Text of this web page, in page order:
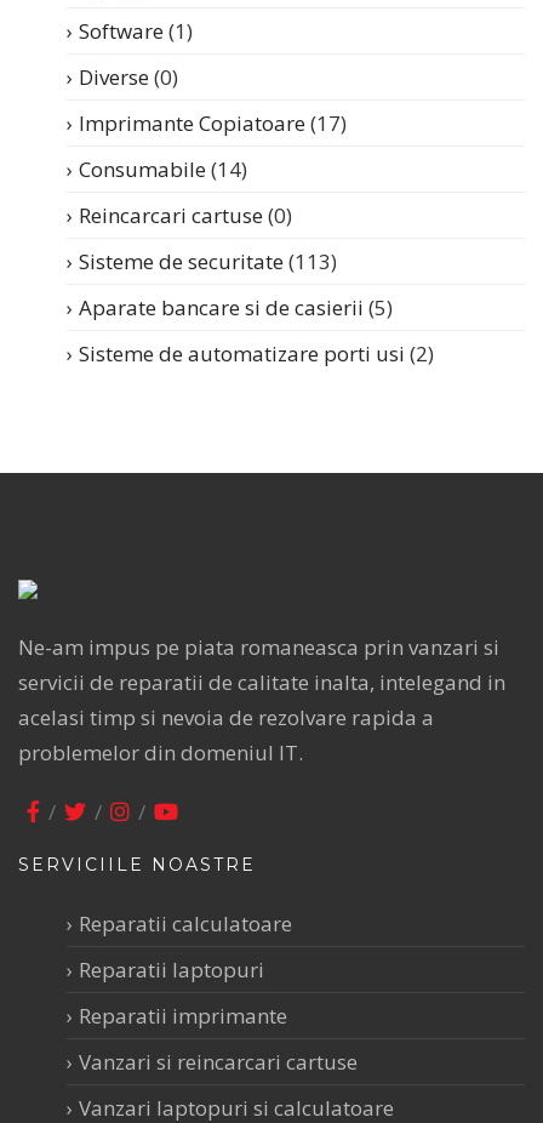
Software (1)
Diverse (0)
Imprimante Copiatoare (17)
Consumabile (14)
Reincarcari cartuse (0)
Sisteme de securitate (113)
Aparate bancare si de casierii (5)
Sisteme de automatizare porti usi (2)
Ne-am impus pe piata romaneasca prin vanzari si
servicii de reparatii de calitate inalta, intelegand in
acelasi timp si nevoia de rezolvare rapida a
problemelor din domeniul IT.
SERVICIILE NOASTRE
Reparatii calculatoare
Reparatii laptopuri
Reparatii imprimante
Vanzari si reincarcari cartuse
Vanzari laptopuri si calculatoare